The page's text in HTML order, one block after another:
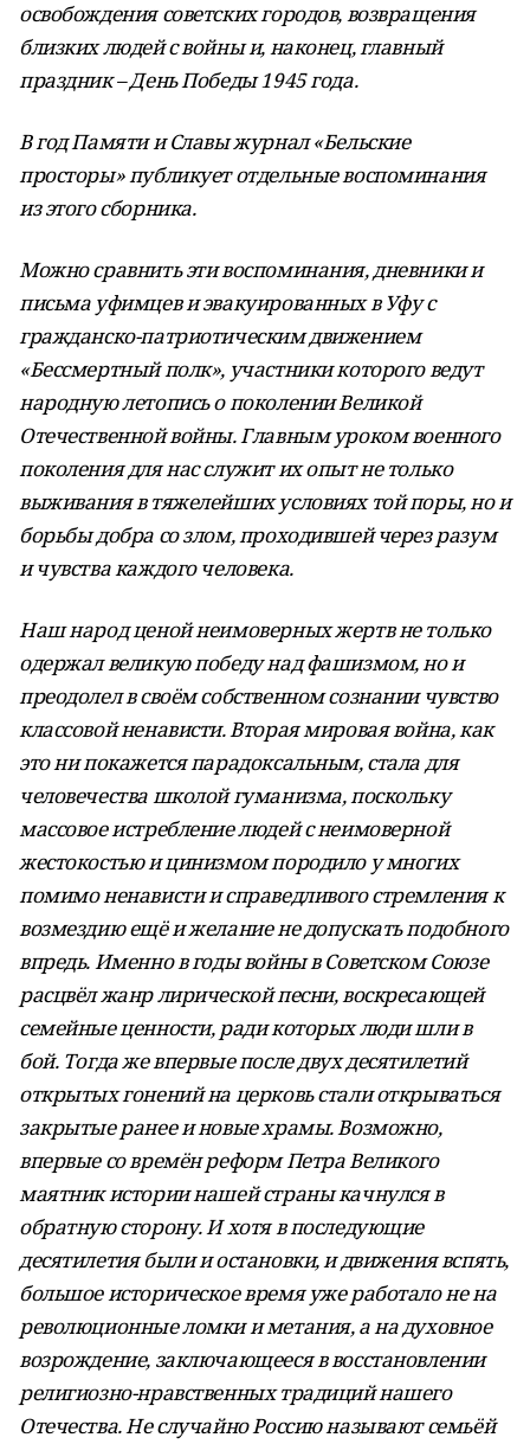
освобождения советских городов, возвращения
близких людей с войны и, наконец, главный
праздник – День Победы 1945 года.
В год Памяти и Славы журнал «Бельские
просторы» публикует отдельные воспоминания
из этого сборника.
Можно сравнить эти воспоминания, дневники и
письма уфимцев и эвакуированных в Уфу с
гражданско-патриотическим движением
«Бессмертный полк», участники которого ведут
народную летопись о поколении Великой
Отечественной войны. Главным уроком военного
поколения для нас служит их опыт не только
выживания в тяжелейших условиях той поры, но и
борьбы добра со злом, проходившей через разум
и чувства каждого человека.
Наш народ ценой неимоверных жертв не только
одержал великую победу над фашизмом, но и
преодолел в своём собственном сознании чувство
классовой ненависти. Вторая мировая война, как
это ни покажется парадоксальным, стала для
человечества школой гуманизма, поскольку
массовое истребление людей с неимоверной
жестокостью и цинизмом породило у многих
помимо ненависти и справедливого стремления к
возмездию ещё и желание не допускать подобного
впредь. Именно в годы войны в Советском Союзе
расцвёл жанр лирической песни, воскресающей
семейные ценности, ради которых люди шли в
бой. Тогда же впервые после двух десятилетий
открытых гонений на церковь стали открываться
закрытые ранее и новые храмы. Возможно,
впервые со времён реформ Петра Великого
маятник истории нашей страны качнулся в
обратную сторону. И хотя в последующие
десятилетия были и остановки, и движения вспять,
большое историческое время уже работало не на
революционные ломки и метания, а на духовное
возрождение, заключающееся в восстановлении
религиозно-нравственных традиций нашего
Отечества. Не случайно Россию называют семьёй